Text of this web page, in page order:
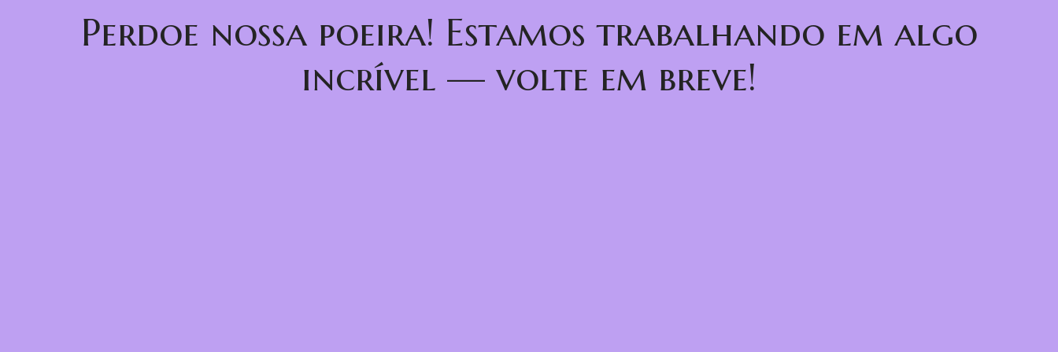
Perdoe nossa poeira! Estamos trabalhando em algo
incrível — volte em breve!